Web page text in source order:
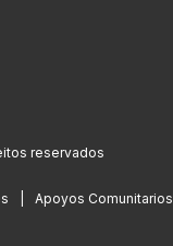
reservados
Apoyos Comunitarios